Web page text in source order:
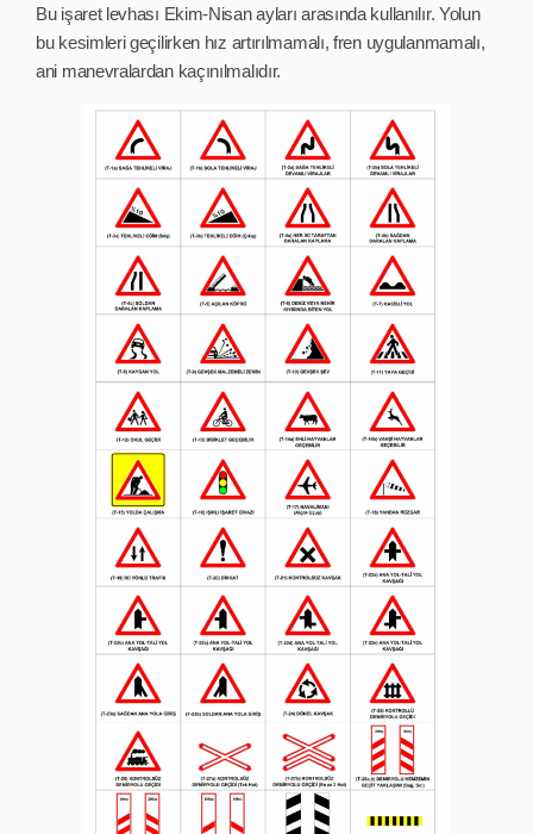
Bu işaret levhası Ekim-Nisan ayları arasında kullanılır. Yolun
bu kesimleri geçilirken hız artırılmamalı, fren uygulanmamalı,
ani manevralardan kaçınılmalıdır.